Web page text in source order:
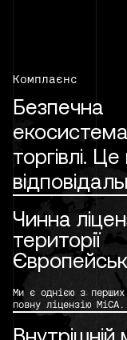
Комплаєнс
Безпечна
торгівлі.
Чинна
території
Ми є однією з
повну ліцензію MiCA.